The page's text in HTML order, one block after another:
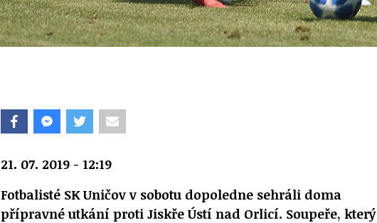
21. 07. 2019 - 12:19
Fotbalisté SK Uničov v sobotu dopoledne sehráli doma
přípravné utkání proti Jiskře Ústí nad Orlicí. Soupeře, který